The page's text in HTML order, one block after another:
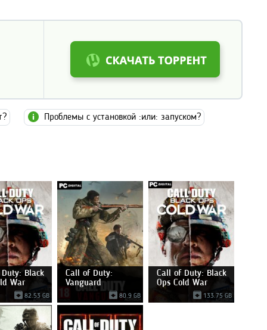
Проблемы с установкой :или: запуском?
Black
War
82.53 GB
Call of Duty:
Vanguard
80.9 GB
Call of Duty: Black
Ops Cold War
133.75 GB